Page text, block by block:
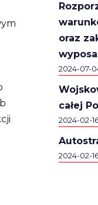
oraz
2024-07-
całej
2024-02-
2024-02-